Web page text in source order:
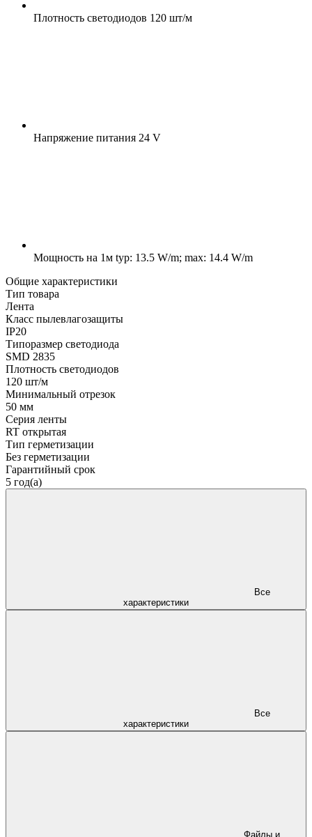
Плотность светодиодов 120 шт/м
Напряжение питания 24 V
Мощность на 1м typ: 13.5 W/m; max: 14.4 W/m
Общие характеристики
Тип товара
Лента
Класс пылевлагозащиты
IP20
Типоразмер светодиода
SMD 2835
Плотность светодиодов
120 шт/м
Минимальный отрезок
50 мм
Серия ленты
RT открытая
Тип герметизации
Без герметизации
Гарантийный срок
5 год(а)
характеристики
характеристики